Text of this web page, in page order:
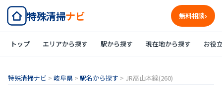
特殊清掃ナビ 無料相談
トップ エリアから探す 駅から探す 現在地から探す お役
特殊清掃ナビ > 岐阜県 > 駅名から探す > JR高山本線(260)